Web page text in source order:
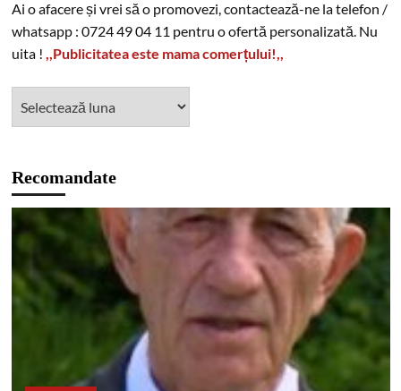
Ai o afacere și vrei să o promovezi, contactează-ne la telefon /
whatsapp : 0724 49 04 11 pentru o ofertă personalizată. Nu
uita ! ,,Publicitatea este mama comerțului!,,
Recomandate